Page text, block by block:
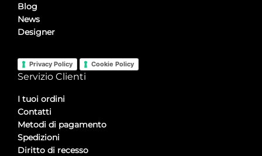
Blog
News
Designer
Privacy Policy Cookie Policy
Servizio Clienti
I tuoi ordini
Contatti
Metodi di pagamento
Spedizioni
Diritto di recesso